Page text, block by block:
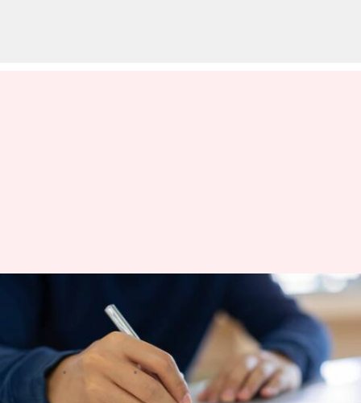
IBPS SO मुख्य परीक्षा: विधि और
विपणन अधिकारी पद के लिए ऐसे
करें तैयारी
राशि Apr 24, 2023 09:47 pm